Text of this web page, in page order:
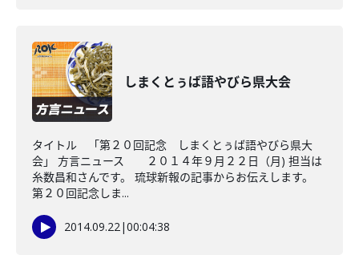
しまくとぅば語やびら県大会
タイトル 「第２０回記念 しまくとぅば語やびら県大
会」 方言ニュース ２０１４年９月２２日（月) 担当は
糸数昌和さんです。 琉球新報の記事からお伝えします。
第２０回記念しま...
2014.09.22|00:04:38